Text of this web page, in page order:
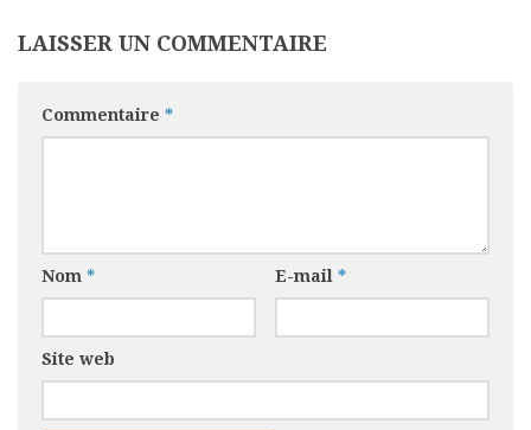
LAISSER UN COMMENTAIRE
Commentaire *
Nom * E-mail *
Site web